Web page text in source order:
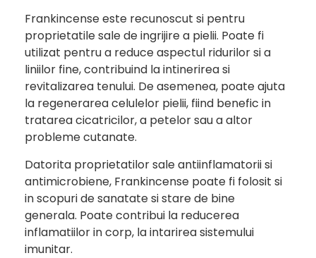
Frankincense este recunoscut si pentru
proprietatile sale de ingrijire a pielii. Poate fi
utilizat pentru a reduce aspectul ridurilor si a
liniilor fine, contribuind la intinerirea si
revitalizarea tenului. De asemenea, poate ajuta
la regenerarea celulelor pielii, fiind benefic in
tratarea cicatricilor, a petelor sau a altor
probleme cutanate.
Datorita proprietatilor sale antiinflamatorii si
antimicrobiene, Frankincense poate fi folosit si
in scopuri de sanatate si stare de bine
generala. Poate contribui la reducerea
inflamatiilor in corp, la intarirea sistemului
imunitar.